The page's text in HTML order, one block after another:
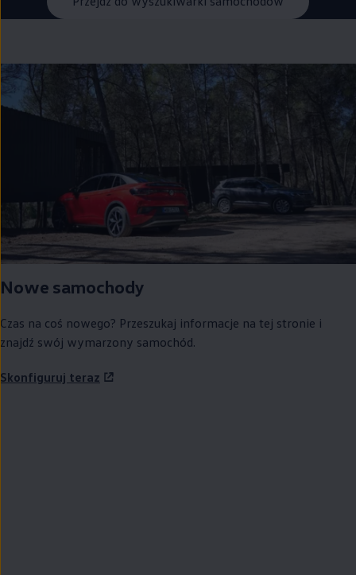
Nowe samochody
Czas na coś nowego? Przeszukaj informacje na tej stronie i
znajdź swój wymarzony samochód.
Skonfiguruj teraz